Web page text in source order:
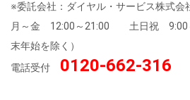
※委託会社：ダイヤル・サービス株式会
月～金 12:00～21:00 土日祝
末年始を除く）
電話受付 0120-662-316